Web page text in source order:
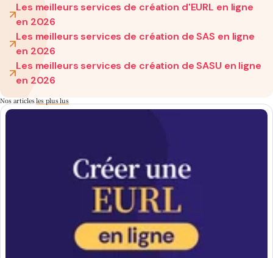
Les meilleurs services de création d'EURL en ligne
en 2026
Les meilleurs services de création de SAS en ligne
en 2026
Les meilleurs services de création de SASU en ligne
en 2026
Nos articlesles plus lus